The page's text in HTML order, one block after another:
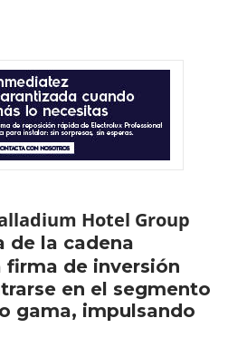
Hotel Group
de la cadena
firma de inversión
en el segmento
gama, impulsando